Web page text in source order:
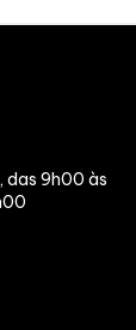
das 9h00 às